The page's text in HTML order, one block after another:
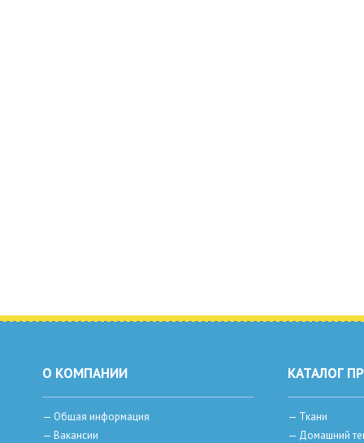
О КОМПАНИИ
— Общая информация
— Вакансии
КАТАЛОГ
— Ткани
— Домашний